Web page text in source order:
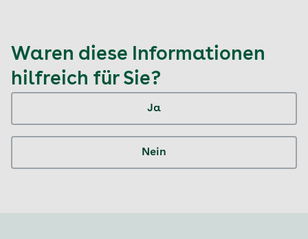
Waren diese Informationen
hilfreich für Sie?
Ja
Nein